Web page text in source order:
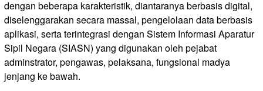
dengan beberapa karakteristik, diantaranya berbasis digital,
diselenggarakan secara massal, pengelolaan data berbasis
aplikasi, serta terintegrasi dengan Sistem Informasi Aparatur
Sipil Negara (SIASN) yang digunakan oleh pejabat
adminstrator, pengawas, pelaksana, fungsional madya
jenjang ke bawah.